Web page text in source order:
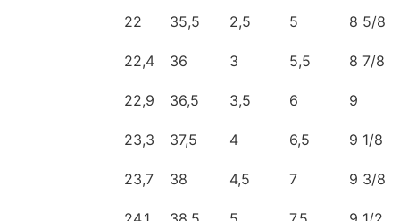
22 35,5 2,5 5 8 5/8
22,4 36 3 5,5 8 7/8
22,9 36,5 3,5 6 9
23,3 37,5 4 6,5 9 1/8
23,7 38 4,5 7 9 3/8